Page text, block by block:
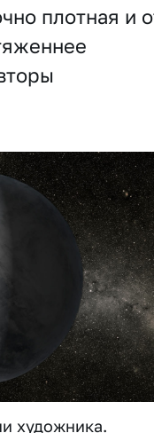
плотная и
художника.